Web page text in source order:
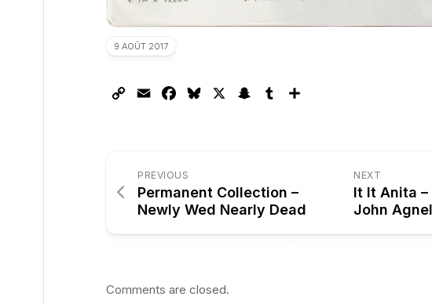
9 AOÛT 2017
Copy Email FacebookBluesky Snapchat
Tumblr
NEXT
It It Anita
John
PREVIOUS
Permanent Collection –
Newly Wed Nearly Dead
Comments are closed.